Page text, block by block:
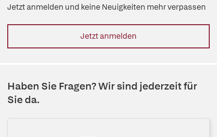
Jetzt anmelden und keine Neuigkeiten mehr verpassen
Jetzt anmelden
Haben Sie Fragen? Wir sind jederzeit für
Sie da.